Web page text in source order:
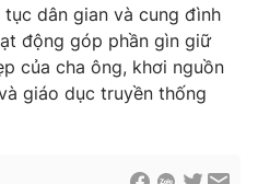
dân gian và cung đình
động góp phần gìn giữ
của cha ông, khơi nguồn
giáo dục truyền thống